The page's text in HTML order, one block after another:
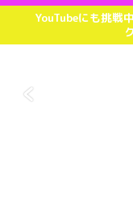
YouTubeにも挑戦